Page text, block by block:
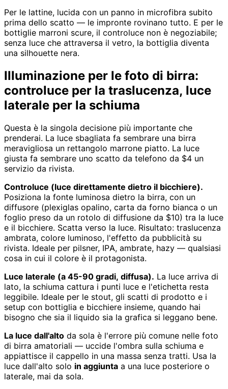
Per le lattine, lucida con un panno in microfibra subito
prima dello scatto — le impronte rovinano tutto. E per le
bottiglie marroni scure, il controluce non è negoziabile;
senza luce che attraversa il vetro, la bottiglia diventa
una silhouette nera.
Illuminazione per le foto di birra:
controluce per la traslucenza, luce
laterale per la schiuma
Questa è la singola decisione più importante che
prenderai. La luce sbagliata fa sembrare una birra
meravigliosa un rettangolo marrone piatto. La luce
giusta fa sembrare uno scatto da telefono da $4 un
servizio da rivista.
Controluce (luce direttamente dietro il bicchiere).
Posiziona la fonte luminosa dietro la birra, con un
diffusore (plexiglas opalino, carta da forno bianca o un
foglio preso da un rotolo di diffusione da $10) tra la luce
e il bicchiere. Scatta verso la luce. Risultato: traslucenza
ambrata, colore luminoso, l'effetto da pubblicità su
rivista. Ideale per pilsner, IPA, ambrate, hazy — qualsiasi
cosa in cui il colore è il protagonista.
Luce laterale (a 45-90 gradi, diffusa). La luce arriva di
lato, la schiuma cattura i punti luce e l'etichetta resta
leggibile. Ideale per le stout, gli scatti di prodotto e i
setup con bottiglia e bicchiere insieme, quando hai
bisogno che sia il liquido sia la grafica si leggano bene.
La luce dall'alto da sola è l'errore più comune nelle foto
di birra amatoriali — uccide l'ombra sulla schiuma e
appiattisce il cappello in una massa senza tratti. Usa la
luce dall'alto solo in aggiunta a una luce posteriore o
laterale, mai da sola.